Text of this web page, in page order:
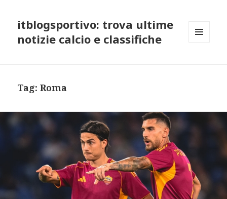
itblogsportivo: trova ultime
notizie calcio e classifiche
Tag:Roma